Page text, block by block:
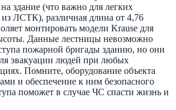
здание (что важно для легких
ЛСТК), различная длина от 4,76
монтировать модели Krause для
Данные лестницы невозможно
пожарной бригады зданию, но они
эвакуации людей при любых
Помните, оборудование объекта
и обеспечение к ним безопасного
поможет в случае ЧС спасти жизнь и